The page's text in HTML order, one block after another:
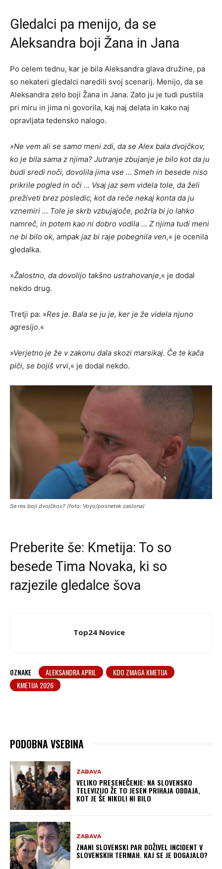
Gledalci pa menijo, da se
Aleksandra boji Žana in Jana
Po celem tednu, kar je bila Aleksandra glava družine, pa
so nekateri gledalci naredili svoj scenarij. Menijo, da se
Aleksandra zelo boji Žana in Jana. Zato ju je tudi pustila
pri miru in jima ni govorila, kaj naj delata in kako naj
opravljata tedensko nalogo.
»Ne vem ali se samo meni zdi, da se Alex bala dvojčkov,
ko je bila sama z njima? Jutranje zbujanje je bilo kot da ju
budi sredi noči, dovolila jima vse … Smeh in besede niso
prikrile pogled in oči … Vsaj jaz sem videla tole, da želi
preživeti brez posledic, kot da reče nekaj konta da ju
vznemiri … Tole je skrb vzbujajoče, požrla bi jo lahko
namreč, in potem kao ni dobro vodila … Z njima tudi meni
ne bi bilo ok, ampak jaz bi raje pobegnila ven,« je ocenila
gledalka.
»Žalostno, da dovolijo takšno ustrahovanje,« je dodal
nekdo drug.
Tretji pa: »Res je. Bala se ju je, ker je že videla njuno
agresijo.«
»Verjetno je že v zakonu dala skozi marsikaj. Če te kača
piči, se bojiš vrvi,« je dodal nekdo.
Se res boji dvojčkov? (foto: Voyo/posnetek zaslona)
Preberite še: Kmetija: To so
besede Tima Novaka, ki so
razjezile gledalce šova
Top24 Novice
OZNAKE ALEKSANDRA APRIL
KDO ZMAGA KMETIJA
KMETIJA 2026
PODOBNA VSEBINA
ZABAVA
VELIKO PRESENEČENJE: NA SLOVENSKO
TELEVIZIJO ŽE TO JESEN PRIHAJA ODDAJA,
KOT JE ŠE NIKOLI NI BILO
ZABAVA
ZNANI SLOVENSKI PAR DOŽIVEL INCIDENT V
SLOVENSKIH TERMAH. KAJ SE JE DOGAJALO?